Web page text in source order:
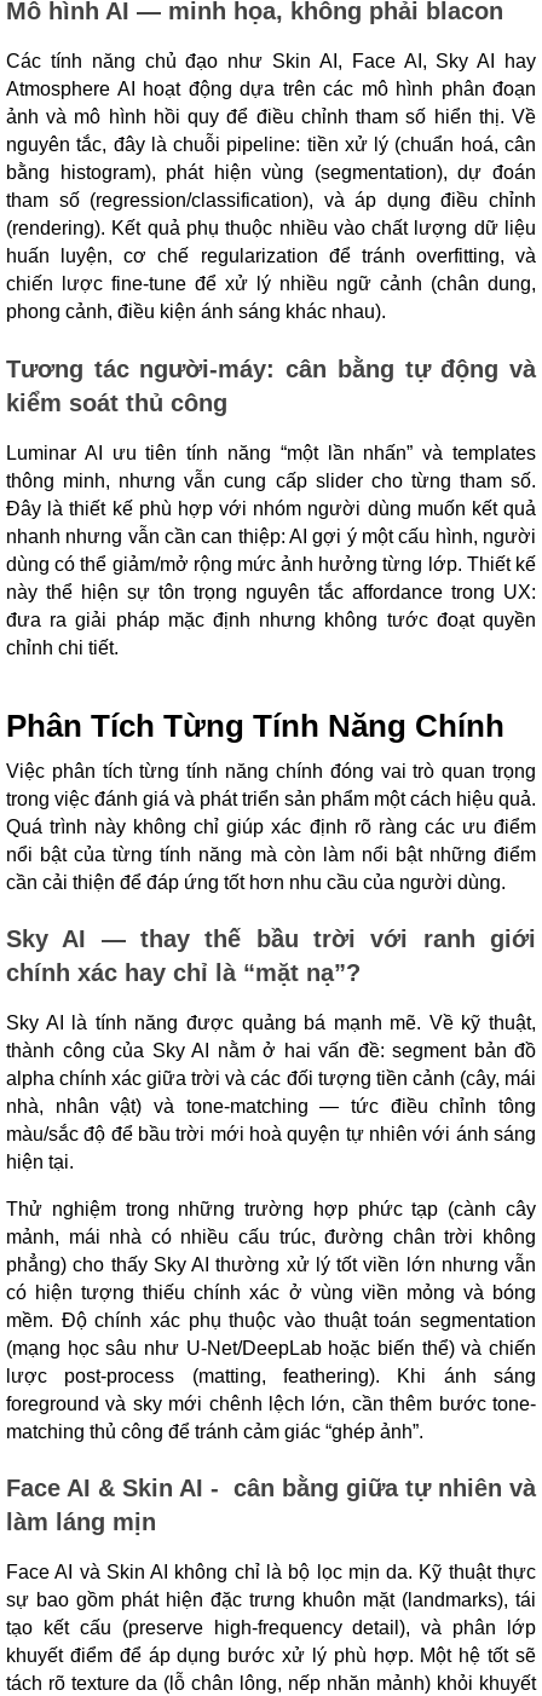
Mô hình AI — minh họa, không phải blacon
Các tính năng chủ đạo như Skin AI, Face AI, Sky AI hay
Atmosphere AI hoạt động dựa trên các mô hình phân đoạn
ảnh và mô hình hồi quy để điều chỉnh tham số hiển thị. Về
nguyên tắc, đây là chuỗi pipeline: tiền xử lý (chuẩn hoá, cân
bằng histogram), phát hiện vùng (segmentation), dự đoán
tham số (regression/classification), và áp dụng điều chỉnh
(rendering). Kết quả phụ thuộc nhiều vào chất lượng dữ liệu
huấn luyện, cơ chế regularization để tránh overfitting, và
chiến lược fine-tune để xử lý nhiều ngữ cảnh (chân dung,
phong cảnh, điều kiện ánh sáng khác nhau).
Tương tác người-máy: cân bằng tự động và
kiểm soát thủ công
Luminar AI ưu tiên tính năng “một lần nhấn” và templates
thông minh, nhưng vẫn cung cấp slider cho từng tham số.
Đây là thiết kế phù hợp với nhóm người dùng muốn kết quả
nhanh nhưng vẫn cần can thiệp: AI gợi ý một cấu hình, người
dùng có thể giảm/mở rộng mức ảnh hưởng từng lớp. Thiết kế
này thể hiện sự tôn trọng nguyên tắc affordance trong UX:
đưa ra giải pháp mặc định nhưng không tước đoạt quyền
chỉnh chi tiết.
Phân Tích Từng Tính Năng Chính
Việc phân tích từng tính năng chính đóng vai trò quan trọng
trong việc đánh giá và phát triển sản phẩm một cách hiệu quả.
Quá trình này không chỉ giúp xác định rõ ràng các ưu điểm
nổi bật của từng tính năng mà còn làm nổi bật những điểm
cần cải thiện để đáp ứng tốt hơn nhu cầu của người dùng.
Sky AI — thay thế bầu trời với ranh giới
chính xác hay chỉ là “mặt nạ”?
Sky AI là tính năng được quảng bá mạnh mẽ. Về kỹ thuật,
thành công của Sky AI nằm ở hai vấn đề: segment bản đồ
alpha chính xác giữa trời và các đối tượng tiền cảnh (cây, mái
nhà, nhân vật) và tone-matching — tức điều chỉnh tông
màu/sắc độ để bầu trời mới hoà quyện tự nhiên với ánh sáng
hiện tại.
Thử nghiệm trong những trường hợp phức tạp (cành cây
mảnh, mái nhà có nhiều cấu trúc, đường chân trời không
phẳng) cho thấy Sky AI thường xử lý tốt viền lớn nhưng vẫn
có hiện tượng thiếu chính xác ở vùng viền mỏng và bóng
mềm. Độ chính xác phụ thuộc vào thuật toán segmentation
(mạng học sâu như U-Net/DeepLab hoặc biến thể) và chiến
lược post-process (matting, feathering). Khi ánh sáng
foreground và sky mới chênh lệch lớn, cần thêm bước tone-
matching thủ công để tránh cảm giác “ghép ảnh”.
Face AI & Skin AI - cân bằng giữa tự nhiên và
làm láng mịn
Face AI và Skin AI không chỉ là bộ lọc mịn da. Kỹ thuật thực
sự bao gồm phát hiện đặc trưng khuôn mặt (landmarks), tái
tạo kết cấu (preserve high-frequency detail), và phân lớp
khuyết điểm để áp dụng bước xử lý phù hợp. Một hệ tốt sẽ
tách rõ texture da (lỗ chân lông, nếp nhăn mảnh) khỏi khuyết